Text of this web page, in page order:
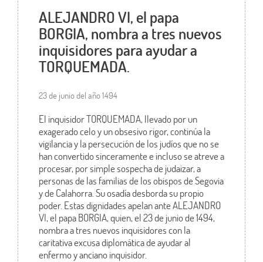
ALEJANDRO VI, el papa
BORGIA, nombra a tres nuevos
inquisidores para ayudar a
TORQUEMADA.
23 de junio del año 1494
El inquisidor TORQUEMADA, llevado por un
exagerado celo y un obsesivo rigor, continúa la
vigilancia y la persecución de los judíos que no se
han convertido sinceramente e incluso se atreve a
procesar, por simple sospecha de judaizar, a
personas de las familias de los obispos de Segovia
y de Calahorra. Su osadía desborda su propio
poder. Estas dignidades apelan ante ALEJANDRO
VI, el papa BORGIA, quien, el 23 de junio de 1494,
nombra a tres nuevos inquisidores con la
caritativa excusa diplomática de ayudar al
enfermo y anciano inquisidor.